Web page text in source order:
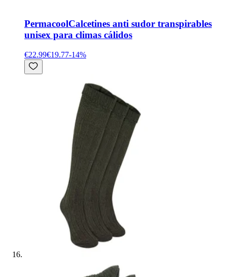
PermacoolCalcetines anti sudor transpirables
unisex para climas cálidos
€22.99€19.77-14%